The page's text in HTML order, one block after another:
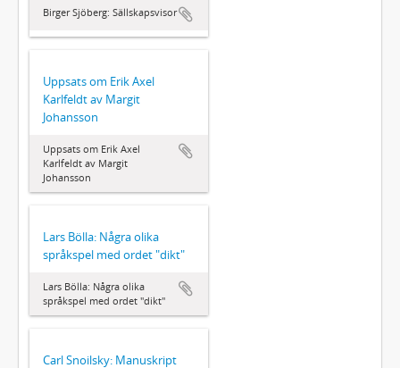
Birger Sjöberg: Sällskapsvisor
Uppsats om Erik Axel
Karlfeldt av Margit
Johansson
Uppsats om Erik Axel
Karlfeldt av Margit
Johansson
Lars Bölla: Några olika
språkspel med ordet "dikt"
Lars Bölla: Några olika
språkspel med ordet "dikt"
Carl Snoilsky: Manuskript